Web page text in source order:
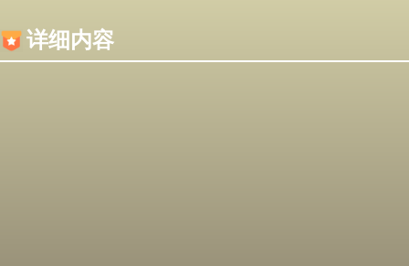
详细内容